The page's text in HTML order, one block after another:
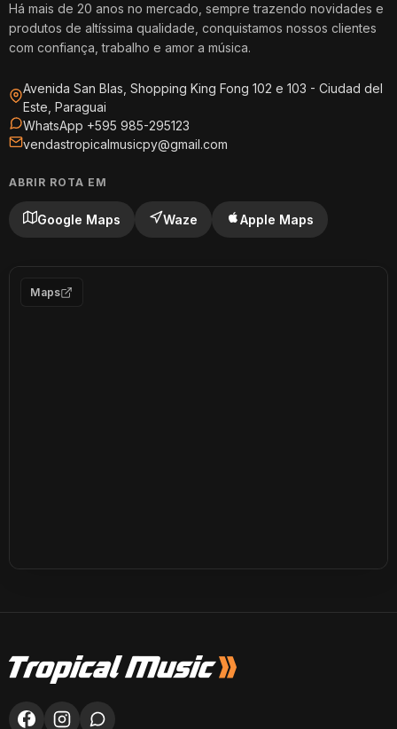
Há mais de 20 anos no mercado, sempre trazendo novidades e
produtos de altíssima qualidade, conquistamos nossos clientes
com confiança, trabalho e amor a música.
Avenida San Blas, Shopping King Fong 102 e 103 - Ciudad del
Este, Paraguai
WhatsApp +595 985-295123
vendastropicalmusicpy@gmail.com
ABRIR ROTA EM
Google Maps Waze Apple Maps
Maps